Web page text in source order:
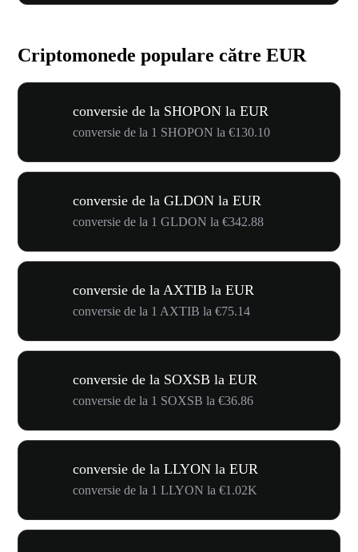
Criptomonede populare către EUR
conversie de la SHOPON la EUR
conversie de la 1 SHOPON la €130.10
conversie de la GLDON la EUR
conversie de la 1 GLDON la €342.88
conversie de la AXTIB la EUR
conversie de la 1 AXTIB la €75.14
conversie de la SOXSB la EUR
conversie de la 1 SOXSB la €36.86
conversie de la LLYON la EUR
conversie de la 1 LLYON la €1.02K